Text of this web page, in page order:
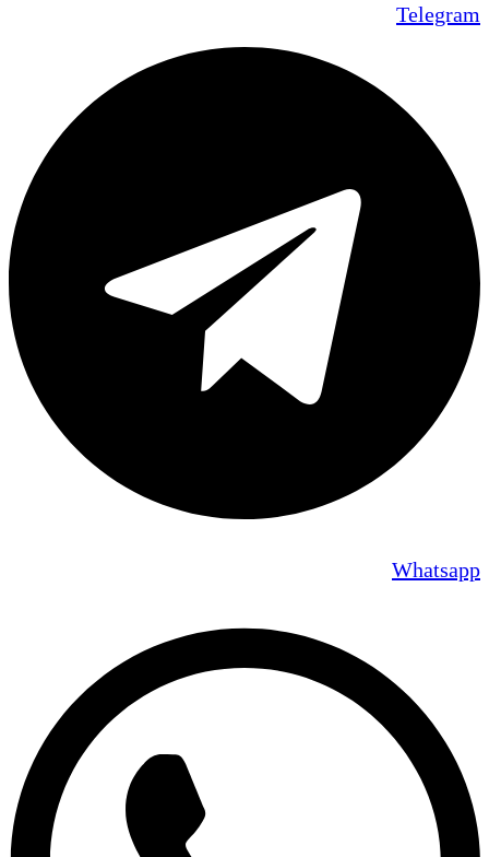
Telegram
Whatsapp